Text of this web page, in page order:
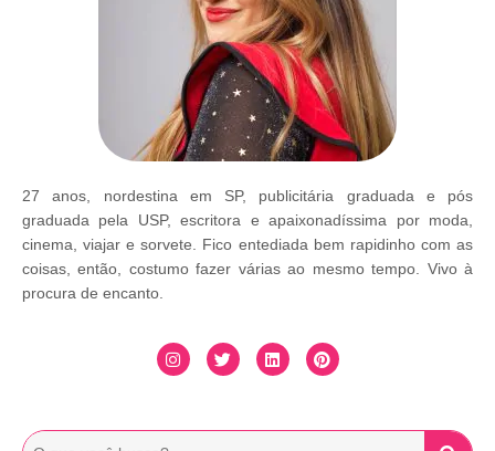
27 anos, nordestina em SP, publicitária graduada e pós
graduada pela USP, escritora e apaixonadíssima por moda,
cinema, viajar e sorvete. Fico entediada bem rapidinho com as
coisas, então, costumo fazer várias ao mesmo tempo. Vivo à
procura de encanto.